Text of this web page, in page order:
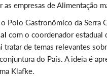
as empresas de Alimentação
Polo Gastronômico da Serra
com o coordenador estadual
tratar de temas relevantes
do País. A ideia é
Klafke.